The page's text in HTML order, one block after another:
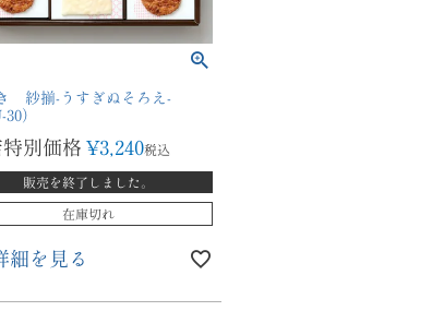
紗揃-うすぎぬそろえ-
30）
特別価格 ¥3,240税込
販売を終了しました。
在庫切れ
細を見る